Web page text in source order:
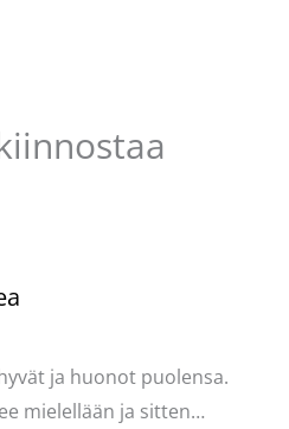
ja huonot puolensa.
mielellään ja sitten…